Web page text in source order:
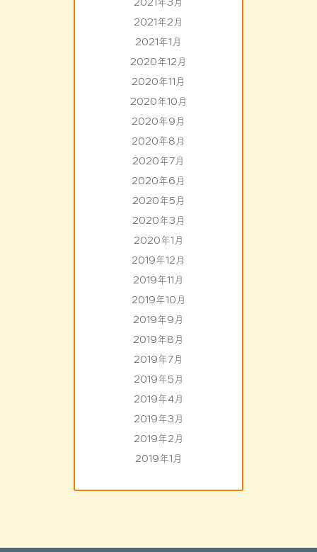
2021年2月
2021年1月
2020年12月
2020年11月
2020年10月
2020年9月
2020年8月
2020年7月
2020年6月
2020年5月
2020年3月
2020年1月
2019年12月
2019年11月
2019年10月
2019年9月
2019年8月
2019年7月
2019年5月
2019年4月
2019年3月
2019年2月
2019年1月